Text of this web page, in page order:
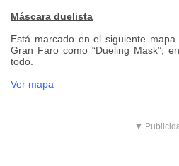
Máscara duelista
Está marcado en el siguiente
Gran Faro como “Dueling Mask”,
todo.
Ver mapa
▼